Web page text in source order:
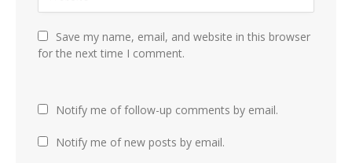
Save my name, email, and website in this browser
for the next time I comment.
Notify me of follow-up comments by email.
Notify me of new posts by email.